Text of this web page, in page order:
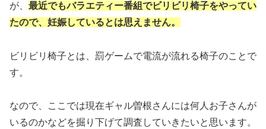
が、 最近でもバラエティー番組でビリビリ椅子をやってい
たので、妊娠しているとは思えません。
ビリビリ椅子とは、罰ゲームで電流が流れる椅子のことで
す。
なので、ここでは現在ギャル曽根さんには何人お子さんが
いるのかなどを掘り下げて調査していきたいと思います。